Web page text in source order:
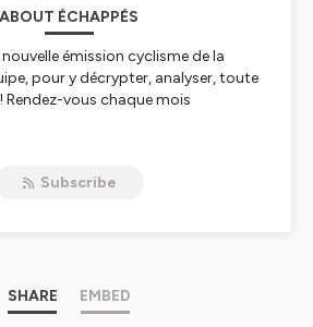
ABOUT ÉCHAPPÉS
émission cyclisme de la
pour y décrypter, analyser, toute
vous chaque mois
Subscribe
SHARE EMBED